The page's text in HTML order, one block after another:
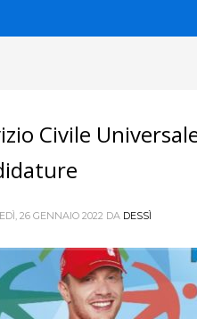
Civile
26 GENNAIO 2022 DA DESSÌ